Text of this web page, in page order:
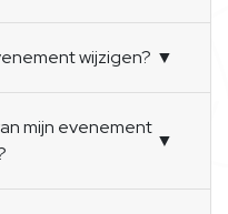
wijzigen? ▼
mijn evenement
▼